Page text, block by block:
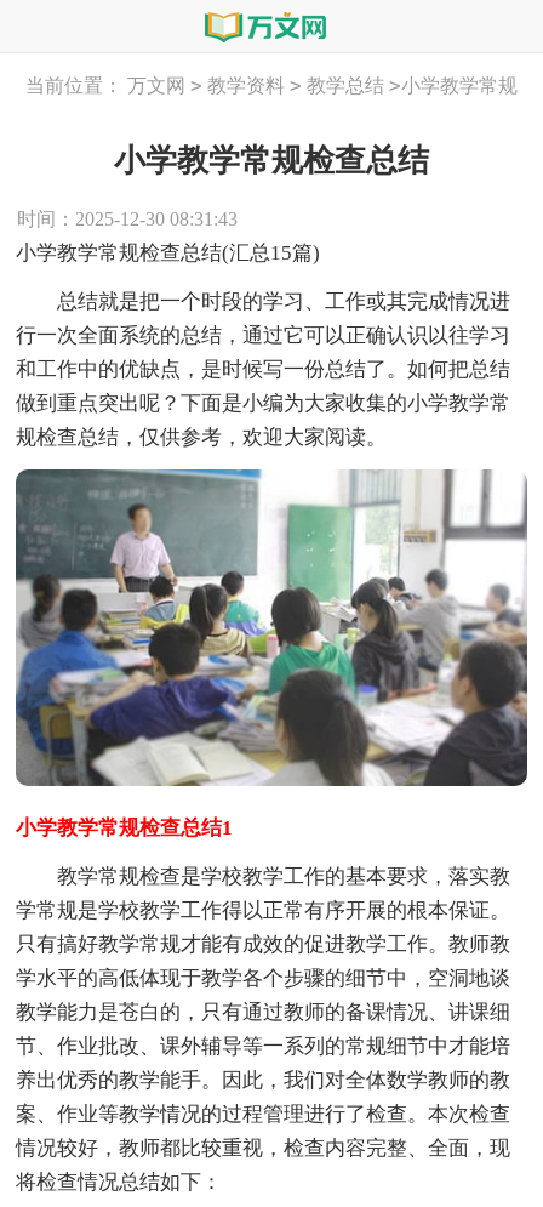
当前位置： 万文网 > 教学资料 > 教学总结 >小学教学常规
小学教学常规检查总结
时间：2025-12-30 08:31:43
小学教学常规检查总结(汇总15篇)
总结就是把一个时段的学习、工作或其完成情况进
行一次全面系统的总结，通过它可以正确认识以往学习
和工作中的优缺点，是时候写一份总结了。如何把总结
做到重点突出呢？下面是小编为大家收集的小学教学常
规检查总结，仅供参考，欢迎大家阅读。
小学教学常规检查总结1
教学常规检查是学校教学工作的基本要求，落实教
学常规是学校教学工作得以正常有序开展的根本保证。
只有搞好教学常规才能有成效的促进教学工作。教师教
学水平的高低体现于教学各个步骤的细节中，空洞地谈
教学能力是苍白的，只有通过教师的备课情况、讲课细
节、作业批改、课外辅导等一系列的常规细节中才能培
养出优秀的教学能手。因此，我们对全体数学教师的教
案、作业等教学情况的过程管理进行了检查。本次检查
情况较好，教师都比较重视，检查内容完整、全面，现
将检查情况总结如下：